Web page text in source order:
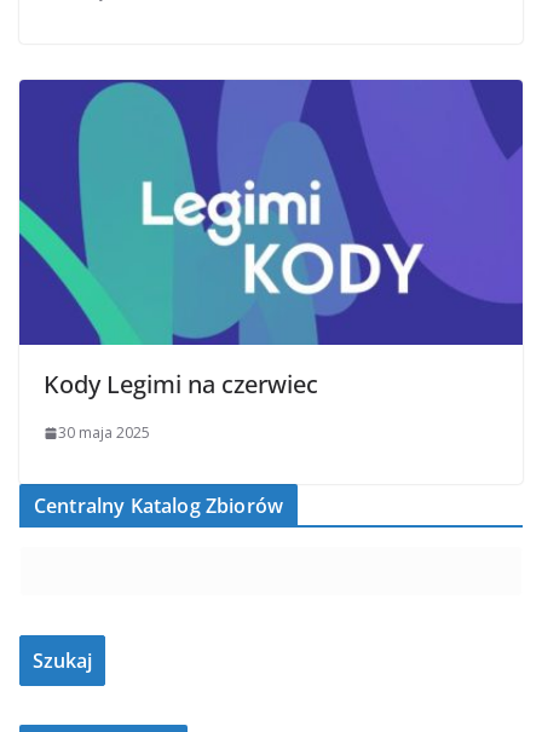
Kody Legimi na czerwiec
30 maja 2025
Centralny Katalog Zbiorów